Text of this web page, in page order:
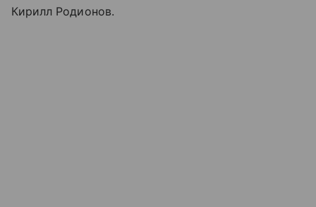
Кирилл Родионов.